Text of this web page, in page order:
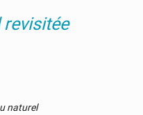
revisitée
naturel